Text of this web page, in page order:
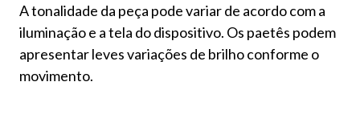
A tonalidade da peça pode variar de acordo com a
iluminação e a tela do dispositivo. Os paetês podem
apresentar leves variações de brilho conforme o
movimento.